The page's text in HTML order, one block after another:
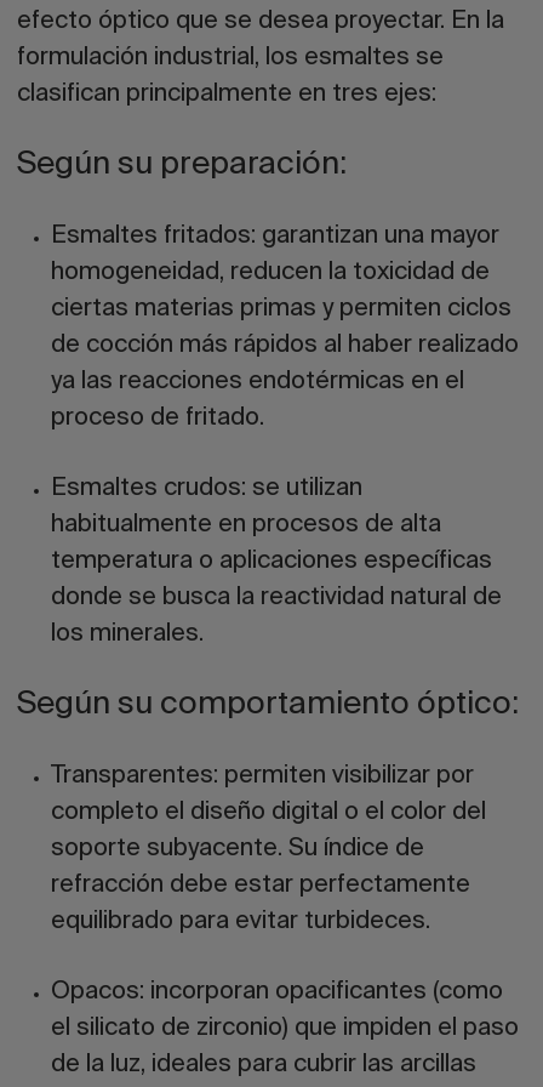
efecto óptico que se desea proyectar. En la
formulación industrial, los esmaltes se
clasifican principalmente en tres ejes:
Según su preparación:
Esmaltes fritados: garantizan una mayor
homogeneidad, reducen la toxicidad de
ciertas materias primas y permiten ciclos
de cocción más rápidos al haber realizado
ya las reacciones endotérmicas en el
proceso de fritado.
Esmaltes crudos: se utilizan
habitualmente en procesos de alta
temperatura o aplicaciones específicas
donde se busca la reactividad natural de
los minerales.
Según su comportamiento óptico:
Transparentes: permiten visibilizar por
completo el diseño digital o el color del
soporte subyacente. Su índice de
refracción debe estar perfectamente
equilibrado para evitar turbideces.
Opacos: incorporan opacificantes (como
el silicato de zirconio) que impiden el paso
de la luz, ideales para cubrir las arcillas